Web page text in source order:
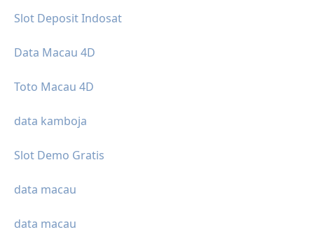
Slot Deposit Indosat
Data Macau 4D
Toto Macau 4D
data kamboja
Slot Demo Gratis
data macau
data macau